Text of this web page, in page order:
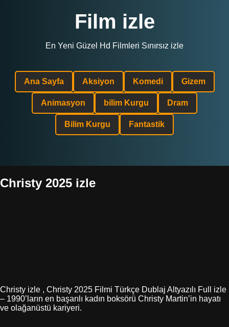
Film izle
En Yeni Güzel Hd Filmleri Sınırsız izle
Ana Sayfa Aksiyon Komedi Gizem
Animasyon bilim Kurgu Dram
Bilim Kurgu Fantastik
Christy 2025 izle
Christy izle , Christy 2025 Filmi Türkçe Dublaj Altyazılı Full izle
– 1990’ların en başarılı kadın boksörü Christy Martin’in hayatı
ve olağanüstü kariyeri.